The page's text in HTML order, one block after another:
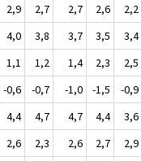
2,9 2,7 2,7 2,6
2,2
4,0 3,8 3,7 3,5
3,4
1,1 1,2 1,4 2,3
2,5
-0,6 -0,7 -1,0 -1,5
-0,9
4,4 4,7 4,7 4,4
3,6
2,6 2,3 2,6 2,7
2,9